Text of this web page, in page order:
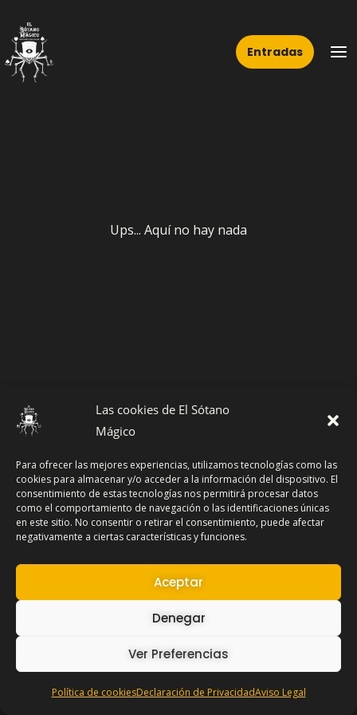
Las cookies de El Sótano
Mágico
Para ofrecer las mejores experiencias, utilizamos tecnologías como las
cookies para almacenar y/o acceder a la información del dispositivo. El
consentimiento de estas tecnologías nos permitirá procesar datos
como el comportamiento de navegación o las identificaciones únicas
en este sitio. No consentir o retirar el consentimiento, puede afectar
negativamente a ciertas características y funciones.
Aceptar
Denegar
Ver Preferencias
Política de cookiesDeclaración de PrivacidadAviso Legal
contenido
Entradas
Ups... Aquí no hay nada